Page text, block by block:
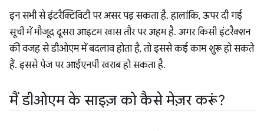
इन सभी से इंटरैक्टिविटी पर असर पड़ सकता है. हालांकि, ऊपर दी गई
सूची में मौजूद दूसरा आइटम खास तौर पर अहम है. अगर किसी इंटरैक्शन
की वजह से डीओएम में बदलाव होता है, तो इससे कई काम शुरू हो सकते
हैं. इससे पेज पर आईएनपी खराब हो सकता है.
मैं डीओएम के साइज़ को कैसे मेज़र करूं?